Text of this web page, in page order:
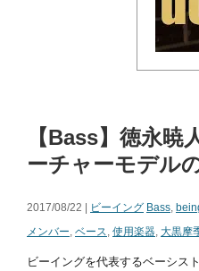
【Bass】徳永暁
ーチャーモデル
2017/08/22 | ビーイング Bass,
メンバー, ベース, 使用楽器, 大黒摩
ビーイングを代表するベーシス